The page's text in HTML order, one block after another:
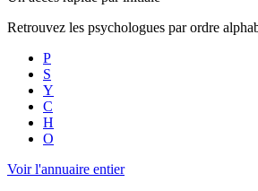
Retrouvez les psychologues par ordre
P
S
Y
C
H
O
Voir l'annuaire entier